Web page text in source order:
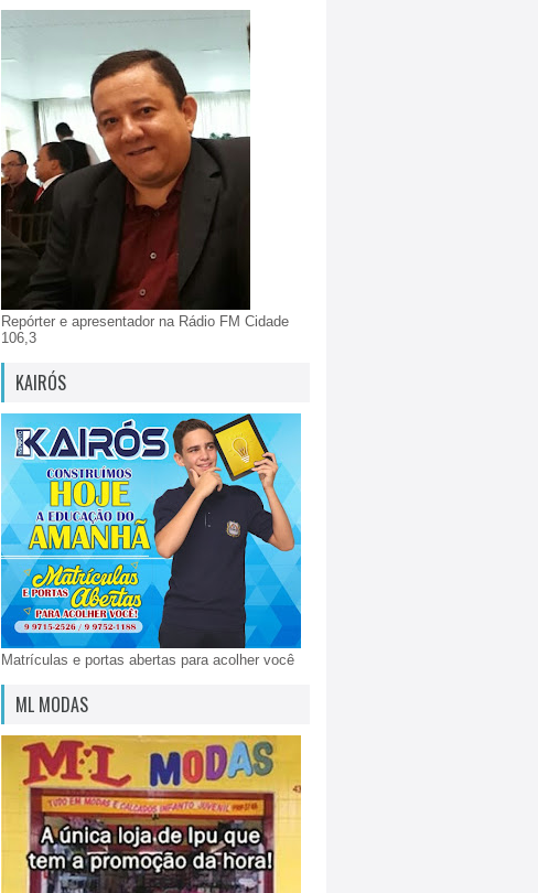
Repórter e apresentador na Rádio FM Cidade
106,3
KAIRÓS
Matrículas e portas abertas para acolher você
ML MODAS